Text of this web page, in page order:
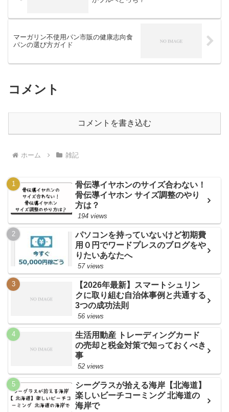
マーガリン不使用パン市販の健康志向食
パンの選び方ガイド
コメント
コメントを書き込む
ホーム 雑記
骨伝導イヤホンのサイズ合わない！
骨伝導イヤホン サイズ調整のやり
方は？
194 views
パソコンを持っていないけど初期費
用０円でワードプレスのブログをや
りたいあなたへ
57 views
【2026年最新】スマートシュリン
クに取り組む自治体事例と共通する
3つの成功法則
56 views
生活用動産 トレーディングカード
の売却と税金対策で知っておくべき
事
52 views
シーグラスが拾える海岸【北海道】
楽しいビーチコーミング 北海道の
海岸で